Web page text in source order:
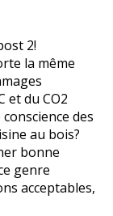
2!
la même
et du CO2
des
au bois?
bonne
genre
acceptables,